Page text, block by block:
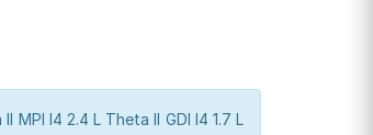
MPI I4 2.4 L Theta II GDI I4 1.7 L